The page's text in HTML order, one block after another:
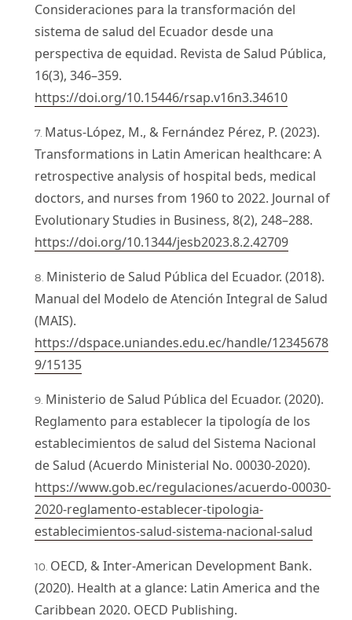
Consideraciones para la transformación del
sistema de salud del Ecuador desde una
perspectiva de equidad. Revista de Salud Pública,
16(3), 346–359.
https://doi.org/10.15446/rsap.v16n3.34610
Matus-López, M., & Fernández Pérez, P. (2023).
Transformations in Latin American healthcare: A
retrospective analysis of hospital beds, medical
doctors, and nurses from 1960 to 2022. Journal of
Evolutionary Studies in Business, 8(2), 248–288.
https://doi.org/10.1344/jesb2023.8.2.42709
Ministerio de Salud Pública del Ecuador. (2018).
Manual del Modelo de Atención Integral de Salud
(MAIS).
https://dspace.uniandes.edu.ec/handle/12345678
9/15135
Ministerio de Salud Pública del Ecuador. (2020).
Reglamento para establecer la tipología de los
establecimientos de salud del Sistema Nacional
de Salud (Acuerdo Ministerial No. 00030-2020).
https://www.gob.ec/regulaciones/acuerdo-00030-
2020-reglamento-establecer-tipologia-
establecimientos-salud-sistema-nacional-salud
OECD, & Inter-American Development Bank.
(2020). Health at a glance: Latin America and the
Caribbean 2020. OECD Publishing.